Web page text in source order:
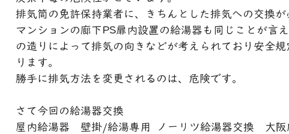
排気筒の免許保持業者に、きちんとした排気への交換が
マンションの廊下PS扉内設置の給湯器も同じことが言
の造りによって排気の向きなどが考えられており安全
ります。
勝手に排気方法を変更されるのは、危険です。
さて今回の給湯器交換
屋内給湯器　壁掛/給湯専用  ノーリツ給湯器交換　大阪